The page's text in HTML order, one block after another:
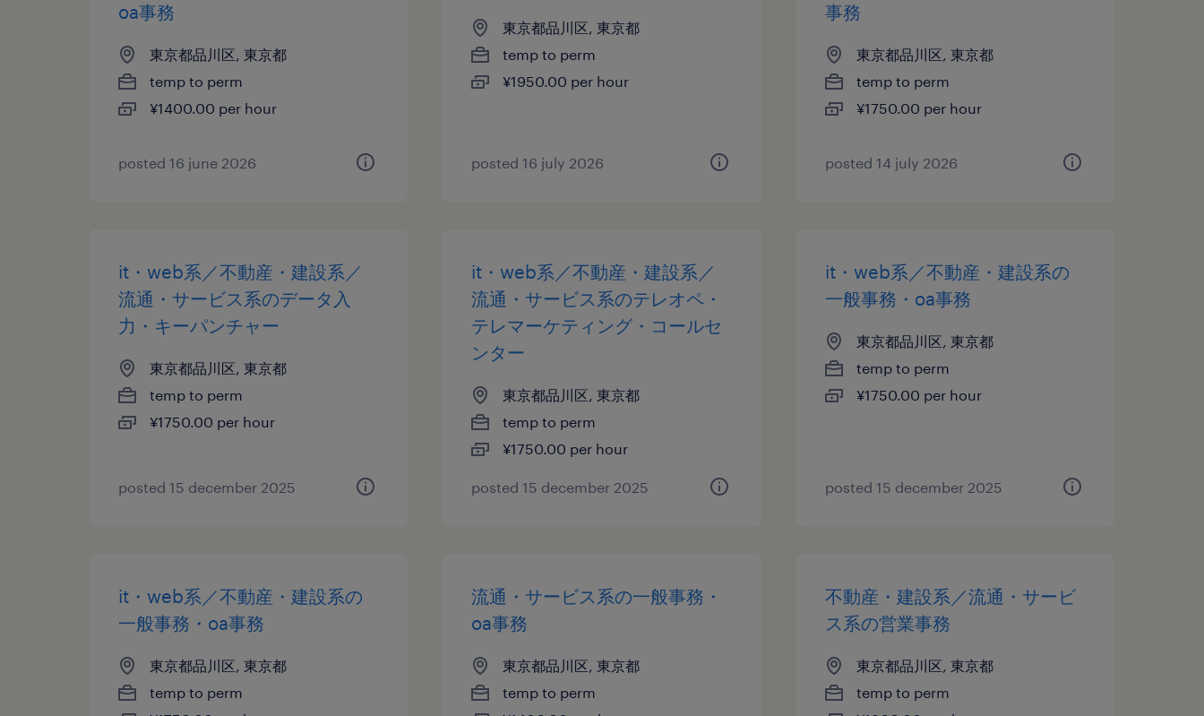
oa事務
東京都品川区, 東京都
temp to perm
¥1400.00 per hour
posted 16 june 2026
東京都品川区, 東京都
temp to perm
¥1950.00 per hour
posted 16 july 2026
事務
東京都品川区, 東京都
temp to perm
¥1750.00 per hour
posted 14 july 2026
it・web系／不動産・建設系／
流通・サービス系のデータ入
力・キーパンチャー
東京都品川区, 東京都
temp to perm
¥1750.00 per hour
posted 15 december 2025
it・web系／不動産・建設系／
流通・サービス系のテレオペ・
テレマーケティング・コールセ
ンター
東京都品川区, 東京都
temp to perm
¥1750.00 per hour
posted 15 december 2025
it・web系／不動産・建設系の
一般事務・oa事務
東京都品川区, 東京都
temp to perm
¥1750.00 per hour
posted 15 december 2025
it・web系／不動産・建設系の
一般事務・oa事務
東京都品川区, 東京都
temp to perm
流通・サービス系の一般事務・
oa事務
東京都品川区, 東京都
temp to perm
不動産・建設系／流通・サービ
ス系の営業事務
東京都品川区, 東京都
temp to perm